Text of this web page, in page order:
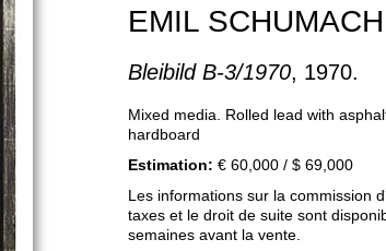
EMIL
Bleibild B-3/1970, 1970.
Mixed media. Rolled lead with
hardboard
Estimation: € 60,000 / $ 69,000
Les informations sur la commission
taxes et le droit de suite sont
semaines avant la vente.